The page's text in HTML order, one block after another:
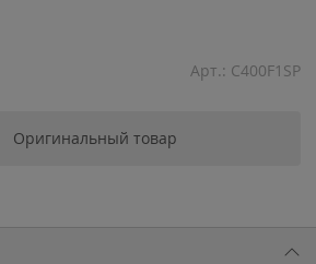
Арт.: C400F1SP
Оригинальный товар